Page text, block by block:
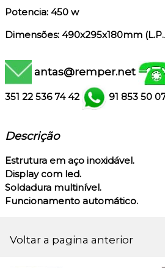
Potencia: 450 w
Dimensões: 490x295x180mm
antas@remper.net
351 22 536 74 42 91 853 50
Descrição
Estrutura em aço inoxidável.
Display com led.
Soldadura multinível.
Funcionamento automático.
Voltar a pagina anterior